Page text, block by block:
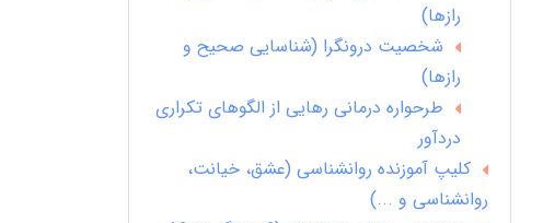
رازها)
شخصیت درونگرا (شناسایی صحیح و
رازها)
طرحواره درمانی رهایی از الگوهای تکراری
دردآور
کلیپ آموزنده روانشناسی (عشق، خیانت،
روانشناسی و ...)